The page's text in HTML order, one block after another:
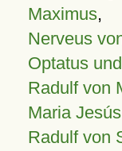
Maximus,
Nerveus
Optatus
Radulf von
Maria Jesús
Radulf von